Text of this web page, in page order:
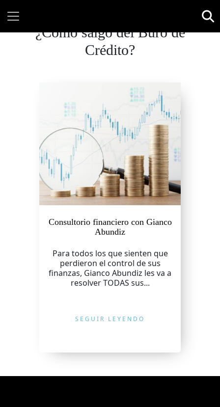
¿Cómo salgo del Buró de
Crédito?
Consultorio financiero con Gianco
Abundiz
Para todos los que sienten que
perdieron el control de sus
finanzas, Gianco Abundiz les va a
resolver TODAS sus...
SEGUIR LEYENDO